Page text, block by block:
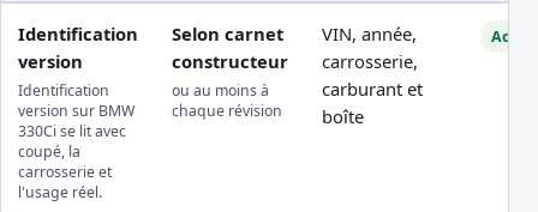
Identification
version
Identification
version sur BMW
330Ci se lit avec
coupé, la
carrosserie et
l'usage réel.
Selon carnet
constructeur
ou au moins à
chaque révision
VIN, année,
carrosserie,
carburant et
boîte